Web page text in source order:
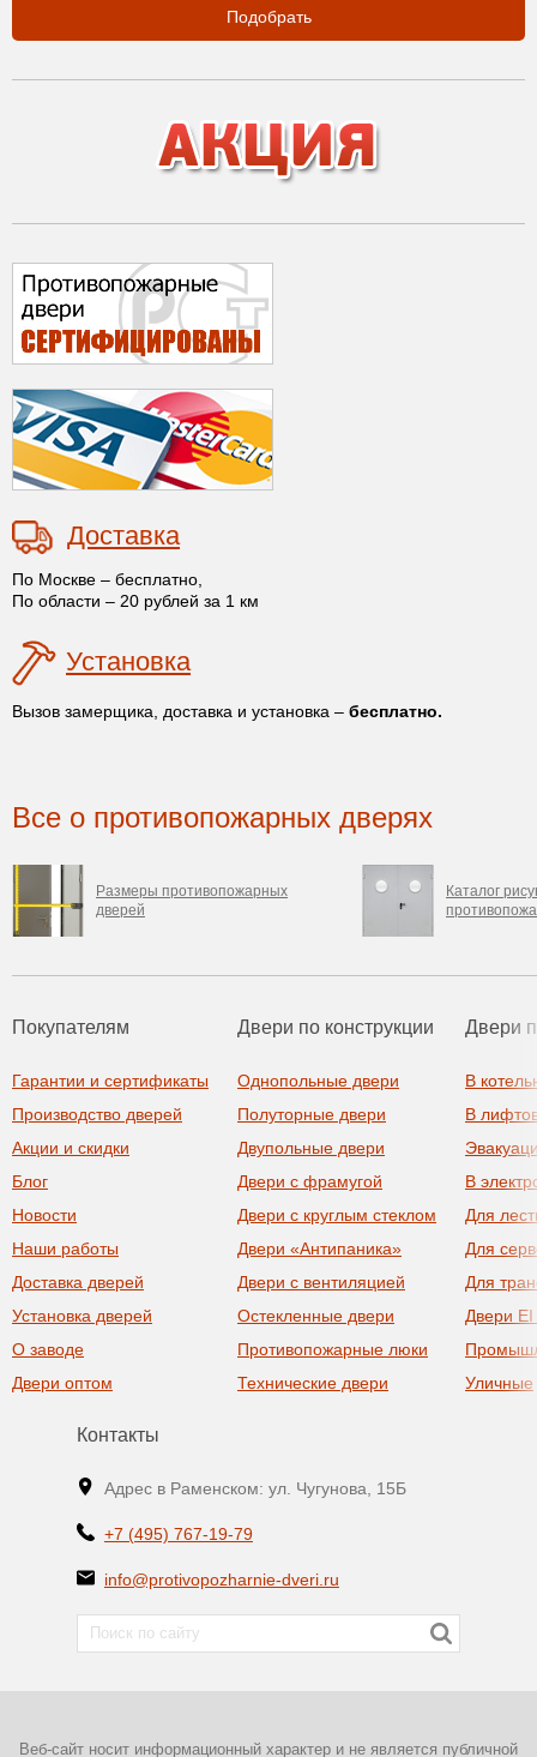
Подобрать
Доставка
По Москве – бесплатно,
По области – 20 рублей за 1 км
Установка
Вызов замерщика, доставка и установка – бесплатно.
Все о противопожарных дверях
Размеры противопожарных
дверей
Каталог
Покупателям
Гарантии и сертификаты
Производство дверей
Акции и скидки
Блог
Новости
Наши работы
Доставка дверей
Установка дверей
О заводе
Двери оптом
Двери по конструкции
Однопольные двери
Полуторные двери
Двупольные двери
Двери с фрамугой
Двери с круглым стеклом
Двери «Антипаника»
Двери с вентиляцией
Остекленные двери
Противопожарные люки
Технические двери
Двери
В
В
В
Для
Для
Для
Двери
Уличные
Контакты
Адрес в Раменском: ул. Чугунова, 15Б
+7 (495) 767-19-79
info@protivopozharnie-dveri.ru
Веб-сайт носит информационный характер и не является публичной